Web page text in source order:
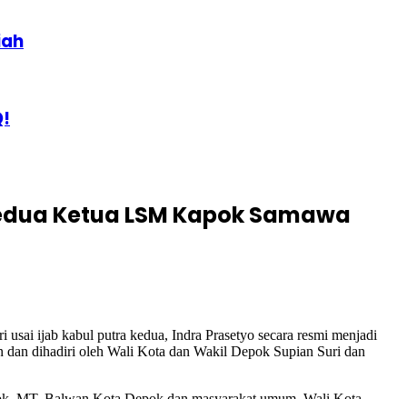
Ketua LSM Kapok Samawa
ijab kabul putra kedua, Indra Prasetyo secara resmi menjadi
dihadiri oleh Wali Kota dan Wakil Depok Supian Suri dan